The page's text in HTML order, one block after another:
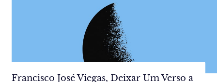
Francisco José Viegas, Deixar Um Verso a